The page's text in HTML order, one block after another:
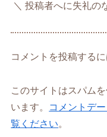
投稿者へに失礼の
コメントを投稿する
このサイトはスパム
います。
コメントデ
覧ください。